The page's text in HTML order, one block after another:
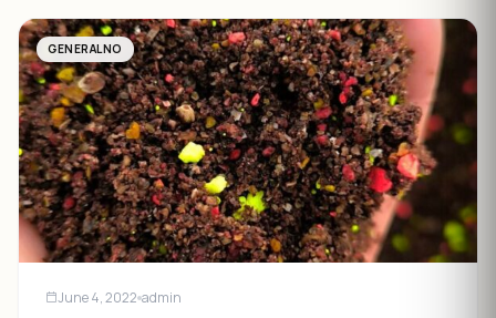
GENERALNO
June 4, 2022 admin